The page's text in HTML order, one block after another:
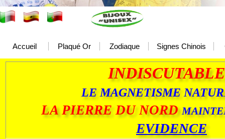
Accueil Plaqué Or Zodiaque Signes Chinois
LE MAGNETISME
LA PIERRE DU NORD
EVIDENCE